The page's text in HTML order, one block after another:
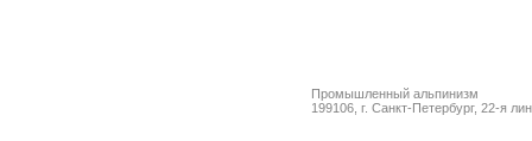
Промышленный альпинизм
199106, г. Санкт-Петербург, 22-я